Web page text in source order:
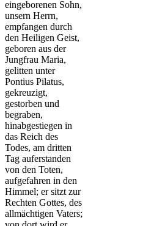
eingeborenen Sohn,
unsern Herrn,
empfangen durch
den Heiligen Geist,
geboren aus der
Jungfrau Maria,
gelitten unter
Pontius Pilatus,
gekreuzigt,
gestorben und
begraben,
hinabgestiegen in
das Reich des
Todes, am dritten
Tag auferstanden
von den Toten,
aufgefahren in den
Himmel; er sitzt zur
Rechten Gottes, des
allmächtigen Vaters;